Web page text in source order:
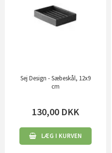
Sej Design - Sæbeskål, 12x9
cm
130,00 DKK
LÆG I KURVEN